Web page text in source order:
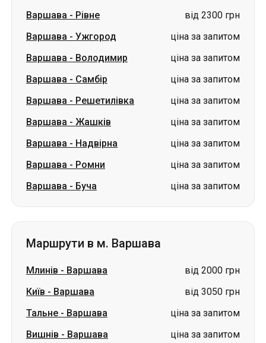
Варшава - Рівне
від 2300 грн
Варшава - Ужгород
ціна за запитом
Варшава - Володимир
ціна за запитом
Варшава - Самбір
ціна за запитом
Варшава - Решетилівка
ціна за запитом
Варшава - Жашків
ціна за запитом
Варшава - Надвірна
ціна за запитом
Варшава - Ромни
ціна за запитом
Варшава - Буча ціна за запитом
Маршрути в м. Варшава
Млинів - Варшава
від 2000 грн
Київ - Варшава
від 3050 грн
Тальне - Варшава
ціна за запитом
Вишнів - Варшава
ціна за запитом